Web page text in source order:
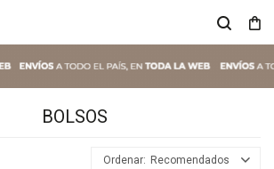
BOLSOS
Recomendados